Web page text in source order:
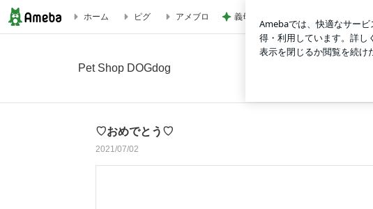
ホーム ピグ アメブロ 義母からのお祓いした水が8箱
Pet Shop DOGdog
♡おめでとう♡
2021/07/02